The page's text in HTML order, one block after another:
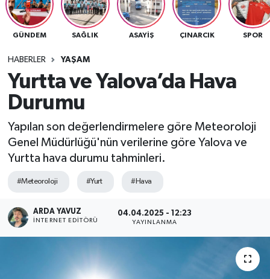
GÜNDEM SAĞLIK ASAYİŞ ÇINARCIK SPOR
HABERLER YAŞAM
Yurtta ve Yalova’da Hava
Durumu
Yapılan son değerlendirmelere göre Meteoroloji
Genel Müdürlüğü'nün verilerine göre Yalova ve
Yurtta hava durumu tahminleri.
#Meteoroloji #Yurt #Hava
ARDA YAVUZ
İNTERNET EDITÖRÜ
04.04.2025 - 12:23
YAYINLANMA
KÜLTÜR
BİLİM VE TEKNOLOJİ
ASAYİŞ
SAĞLIK
RESMİ İLAN
Yalova Trafik Yoğunluk Haritası
Tüm Manşetler
Son Dakika Haberleri
Haber Arşivi